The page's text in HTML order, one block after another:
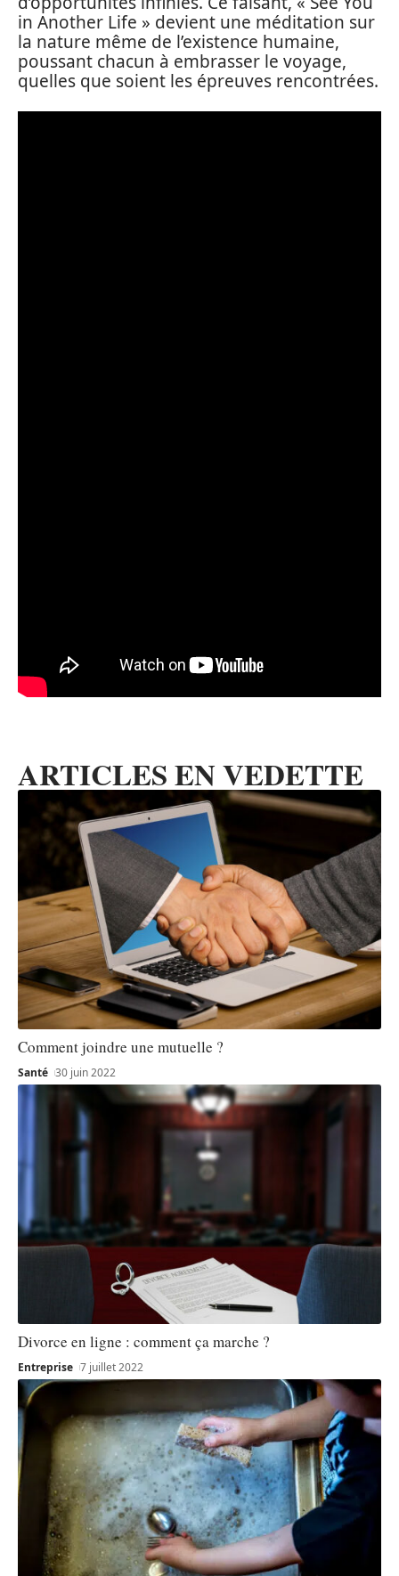
in Another Life » devient une méditation sur
la nature même de l’existence humaine,
poussant chacun à embrasser le voyage,
quelles que soient les épreuves rencontrées.
ARTICLES EN VEDETTE
Comment joindre une mutuelle ?
Santé 30 juin 2022
Divorce en ligne : comment ça marche ?
Entreprise 7 juillet 2022